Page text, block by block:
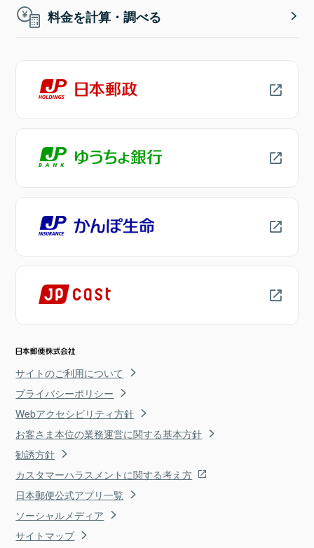
料金を計算・調べる
サイトのご利用について
プライバシーポリシー
Webアクセシビリティ方針
お客さま本位の業務運営に関する基本方針
勧誘方針
カスタマーハラスメントに関する考え方
日本郵便公式アプリ一覧
ソーシャルメディア
サイトマップ